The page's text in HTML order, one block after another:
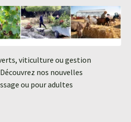
Trouver
sa
voie
viticulture ou gestion
nos nouvelles
ou pour adultes